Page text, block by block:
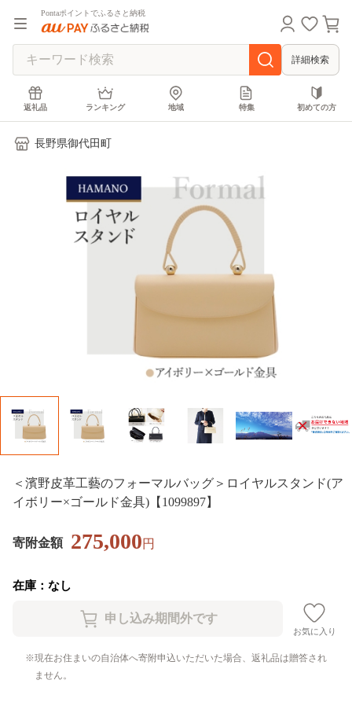
Pontaポイントでふるさと納税
詳細検索
返礼品 ランキング 地域 特集 初めての方
長野県御代田町
＜濱野皮革工藝のフォーマルバッグ＞ロイヤルスタンド(ア
イボリー×ゴールド金具)【1099897】
寄附金額 275,000円
在庫：なし
お気に入り
現在お住まいの自治体へ寄附申込いただいた場合、返礼品は贈答され
ません。